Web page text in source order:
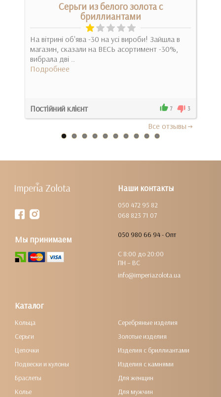
Серьги из белого золота с
бриллиантами
На вітрині об'ява -30 на усі вироби! Зайшла в
магазин, сказали на ВЕСЬ асортимент -30%,
вибрала дві ..
Подробнее
Постійний клієнт 7 3
Все отзывы
Наши контакты
050 472 95 82
068 823 71 07
050 980 66 94 - Опт
С 8:00 до 20:00
ПН – ВС
info@imperiazolota.ua
Мы принимаем
Каталог
Кольца
Серьги
Цепочки
Подвески и кулоны
Браслеты
Колье
Серебряные изделия
Золотые изделия
Изделия с бриллиантами
Изделия с камнями
Для женщин
Для мужчин